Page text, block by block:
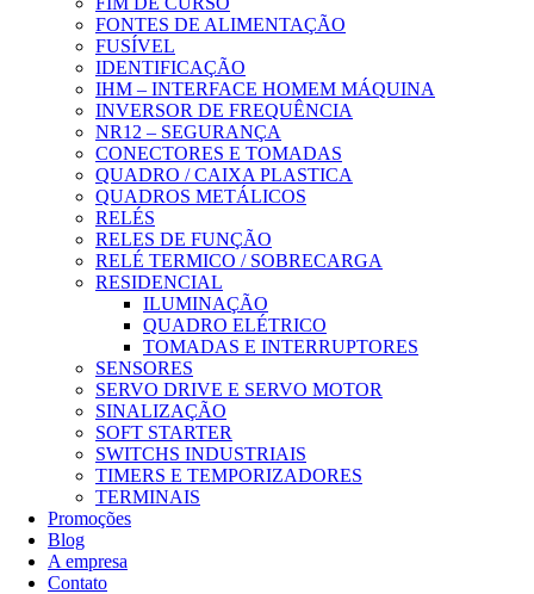
FONTES DE ALIMENTAÇÃO
FUSÍVEL
IDENTIFICAÇÃO
IHM – INTERFACE HOMEM MÁQUINA
INVERSOR DE FREQUÊNCIA
NR12 – SEGURANÇA
CONECTORES E TOMADAS
QUADRO / CAIXA PLASTICA
QUADROS METÁLICOS
RELÉS
RELES DE FUNÇÃO
RELÉ TERMICO / SOBRECARGA
RESIDENCIAL
ILUMINAÇÃO
QUADRO ELÉTRICO
TOMADAS E INTERRUPTORES
SENSORES
SERVO DRIVE E SERVO MOTOR
SINALIZAÇÃO
SOFT STARTER
SWITCHS INDUSTRIAIS
TIMERS E TEMPORIZADORES
TERMINAIS
Promoções
Blog
A empresa
Contato